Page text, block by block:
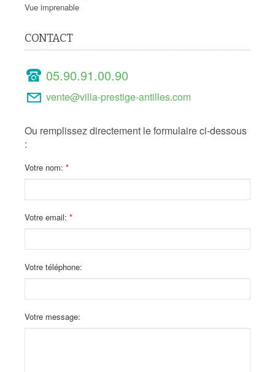
Vue imprenable
CONTACT
05.90.91.00.90
vente@villa-prestige-antilles.com
Ou remplissez directement le formulaire ci-dessous
:
Votre nom:
Votre email:
Votre téléphone:
Votre message: